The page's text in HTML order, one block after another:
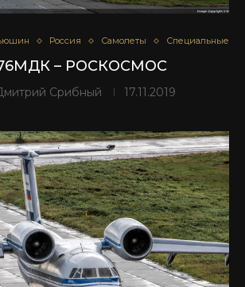
Россия Самолеты Специальные
– РОСКОСМОС
Срибный 17.11.2019